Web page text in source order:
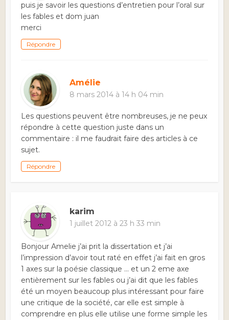
puis je savoir les questions d’entretien pour l’oral sur
les fables et dom juan
merci
Répondre
Amélie
8 mars 2014 à 14 h 04 min
Les questions peuvent être nombreuses, je ne peux
répondre à cette question juste dans un
commentaire : il me faudrait faire des articles à ce
sujet.
Répondre
karim
1 juillet 2012 à 23 h 33 min
Bonjour Amelie j’ai prit la dissertation et j’ai
l’impression d’avoir tout raté en effet j’ai fait en gros
1 axes sur la poésie classique … et un 2 eme axe
entièrement sur les fables ou j’ai dit que les fables
été un moyen beaucoup plus intéressant pour faire
une critique de la société, car elle est simple à
comprendre en plus elle utilise une forme simple les